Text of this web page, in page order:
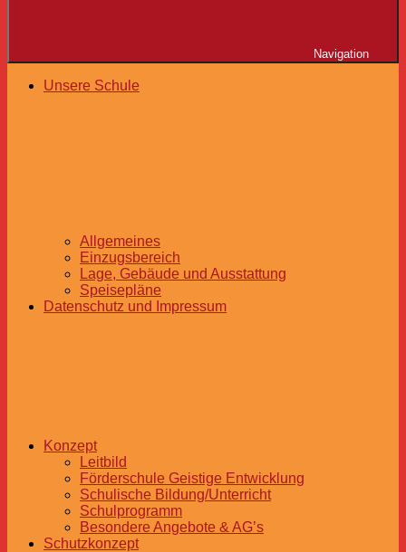
Navigation
Unsere Schule
Allgemeines
Einzugsbereich
Lage, Gebäude und Ausstattung
Speisepläne
Datenschutz und Impressum
Konzept
Leitbild
Förderschule Geistige Entwicklung
Schulische Bildung/Unterricht
Schulprogramm
Besondere Angebote & AG’s
Schutzkonzept